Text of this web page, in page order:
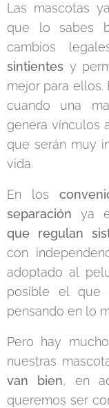
Las mascotas
que lo sabes
cambios
sintientes y
mejor para ellos.
cuando una
genera vínculos
que serán muy
vida.
En los
separación ya
que regulan
con
adoptado al
posible el
pensando en lo
Pero hay
nuestras
van bien, en
queremos ser